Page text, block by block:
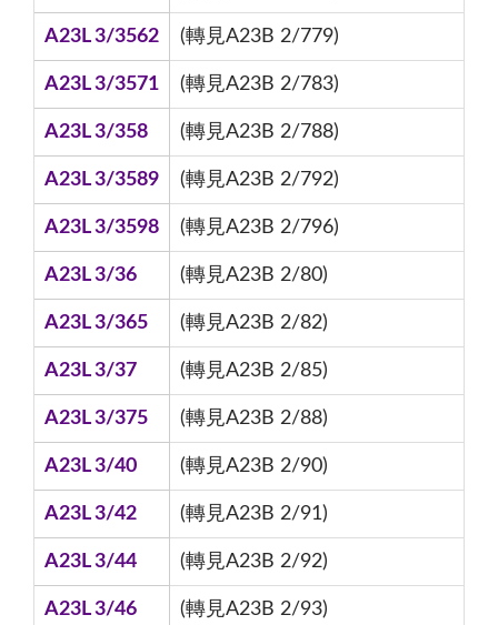
A23L 3/3562 (轉見A23B 2/779)
A23L 3/3571 (轉見A23B 2/783)
A23L 3/358 (轉見A23B 2/788)
A23L 3/3589 (轉見A23B 2/792)
A23L 3/3598 (轉見A23B 2/796)
A23L 3/36 (轉見A23B 2/80)
A23L 3/365 (轉見A23B 2/82)
A23L 3/37 (轉見A23B 2/85)
A23L 3/375 (轉見A23B 2/88)
A23L 3/40 (轉見A23B 2/90)
A23L 3/42 (轉見A23B 2/91)
A23L 3/44 (轉見A23B 2/92)
A23L 3/46 (轉見A23B 2/93)